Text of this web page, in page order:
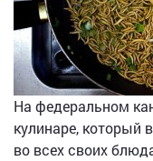
На федеральном
кулинаре, который
во всех своих